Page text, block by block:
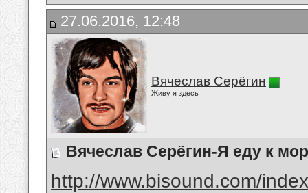
27.06.2016, 12:48
Вячеслав Серёгин
Живу я здесь
Вячеслав Серёгин-Я еду к
http://www.bisound.com/